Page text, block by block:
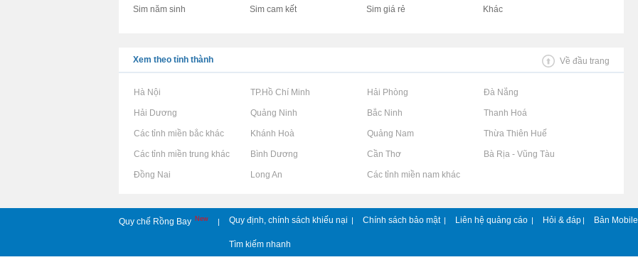
Sim năm sinh
Sim cam kết Sim giá rẻ Khác
Xem theo tỉnh thành Về đầu trang
Rao vặt tại Hà Nội Rao vặt tại TP.Hồ Chí Minh Rao vặt tại Hải Phòng Rao vặt tại Đà Nẵng
Rao vặt tại Hải Dương Rao vặt tại Quảng Ninh Rao vặt tại Bắc Ninh Rao vặt tại Thanh Hoá
Rao vặt tại Các tỉnh miền bắc khácRao vặt tại Khánh Hoà Rao vặt tại Quảng Nam Rao vặt tại Thừa Thiên Huế
Rao vặt tại Các tỉnh miền trung khácRao vặt tại Bình Dương Rao vặt tại Cần Thơ Rao vặt tại Bà Rịa - Vũng Tàu
Rao vặt tại Đồng Nai Rao vặt tại Long An Rao vặt tại Các tỉnh miền nam khác
Quy chế Rồng Bay New | Quy định, chính sách khiếu nại | Chính sách bảo mật | Liên hệ quảng cáo | Hỏi & đáp | Bản Mobile
Tìm kiếm nhanh